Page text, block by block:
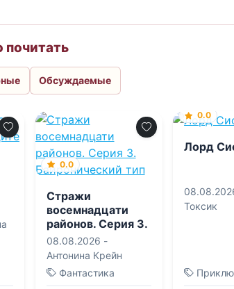
Обсуждаемые
0.0
Стражи
восемнадцати
районов. Серия 3.
Байронический
тип
08.08.2026 -
Антонина Крейн
Фантастика
0.0
Лорд
Токсик